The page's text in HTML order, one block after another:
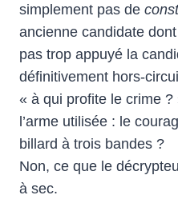
simplement pas de
ancienne candidate dont
pas trop appuyé la
définitivement hors-
« à qui profite le crime
l’arme utilisée : le
billard à trois bandes ?
Non, ce que le
à sec.